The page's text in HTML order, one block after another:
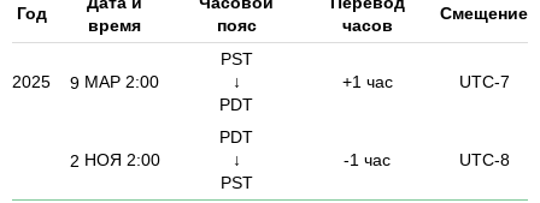
Год
время
пояс
часов
Смещение
2025 9 МАР 2:00
PST
↓
PDT
+1 час UTC-7
2 НОЯ 2:00
PDT
↓
PST
-1 час UTC-8